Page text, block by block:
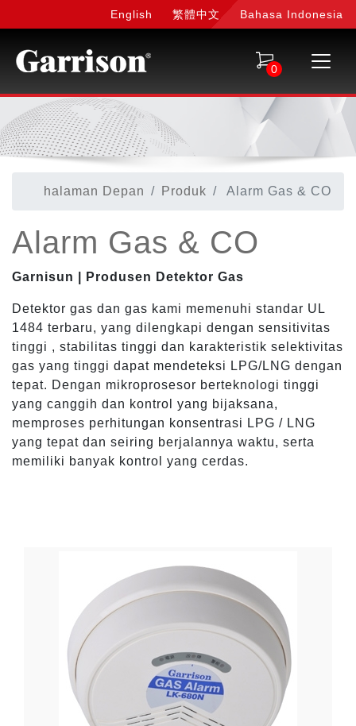
English 繁體中文 Bahasa Indonesia
0
halaman Depan Produk Alarm Gas & CO
Alarm Gas & CO
Garnisun | Produsen Detektor Gas
Detektor gas dan gas kami memenuhi standar UL
1484 terbaru, yang dilengkapi dengan sensitivitas
tinggi , stabilitas tinggi dan karakteristik selektivitas
gas yang tinggi dapat mendeteksi LPG/LNG dengan
tepat. Dengan mikroprosesor berteknologi tinggi
yang canggih dan kontrol yang bijaksana,
memproses perhitungan konsentrasi LPG / LNG
yang tepat dan seiring berjalannya waktu, serta
memiliki banyak kontrol yang cerdas.